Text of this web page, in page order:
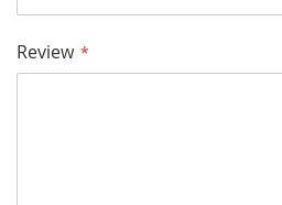
Review